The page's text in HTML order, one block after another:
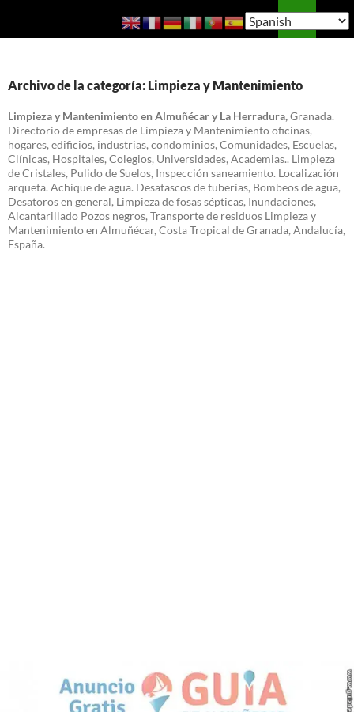
Guía de Almuñécar
Archivo de la categoría: Limpieza y Mantenimiento
Limpieza y Mantenimiento en Almuñécar y La Herradura,Granada.
Directorio de empresas de Limpieza y Mantenimiento oficinas,
hogares, edificios, industrias, condominios, Comunidades, Escuelas,
Clínicas, Hospitales, Colegios, Universidades, Academias.. Limpieza
de Cristales, Pulido de Suelos, Inspección saneamiento. Localización
arqueta. Achique de agua. Desatascos de tuberías, Bombeos de agua,
Desatoros en general, Limpieza de fosas sépticas, Inundaciones,
Alcantarillado Pozos negros, Transporte de residuos Limpieza y
Mantenimiento en Almuñécar, Costa Tropical de Granada, Andalucía,
España.